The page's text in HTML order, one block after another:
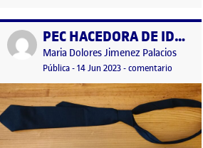
Publicado por PEC HACEDORA DE IDEAS IIIA
Publicado por
Maria Dolores Jimenez Palacios
Visibilidad:
Pública-Fecha de publicación
14 Jun 202314 junio, 2023 11:16 am
-comentario en